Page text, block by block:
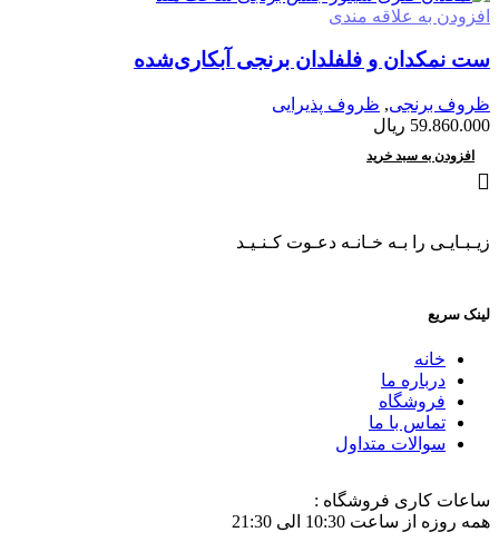
افزودن به علاقه مندی
ست نمکدان و فلفلدان برنجی آبکاری‌شده
ظروف برنجی, ظروف پذیرایی
59.860.000 ریال
افزودن به سبد خرید
زیـبـایـی را بـه خـانـه دعـوت کـنـیـد
لینک سریع
خانه
درباره ما
فروشگاه
تماس با ما
سوالات متداول
ساعات کاری فروشگاه :
همه روزه از ساعت 10:30 الی 21:30